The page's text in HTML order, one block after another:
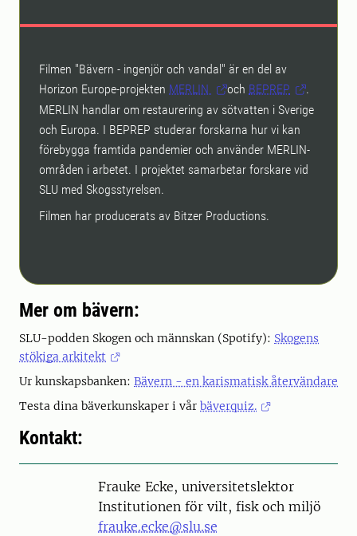
Filmen "Bävern - ingenjör och vandal" är en del av
Horizon Europe-projekten MERLIN och BEPREP
.
MERLIN handlar om restaurering av sötvatten i Sverige
och Europa. I BEPREP studerar forskarna hur vi kan
förebygga framtida pandemier och använder MERLIN-
områden i arbetet. I projektet samarbetar forskare vid
SLU med Skogsstyrelsen.
Filmen har producerats av Bitzer Productions.
Mer om bävern:
SLU-podden Skogen och männskan (Spotify): Skogens
stökiga arkitekt
Ur kunskapsbanken: Bävern - en karismatisk återvändare
Testa dina bäverkunskaper i vår bäverquiz.
Kontakt:
PersonFrauke Ecke, universitetslektor
Institutionen för vilt, fisk och miljö
frauke.ecke@slu.se